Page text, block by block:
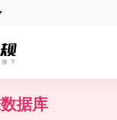
据库